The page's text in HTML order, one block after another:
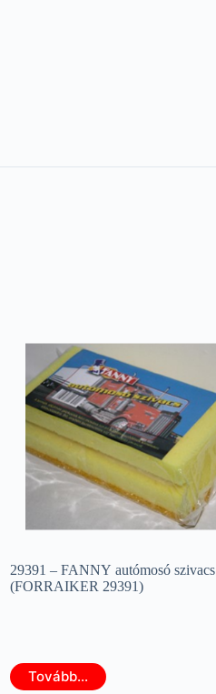
29391 – FANNY autómosó szivacs
(FORRAIKER 29391)
Tovább...